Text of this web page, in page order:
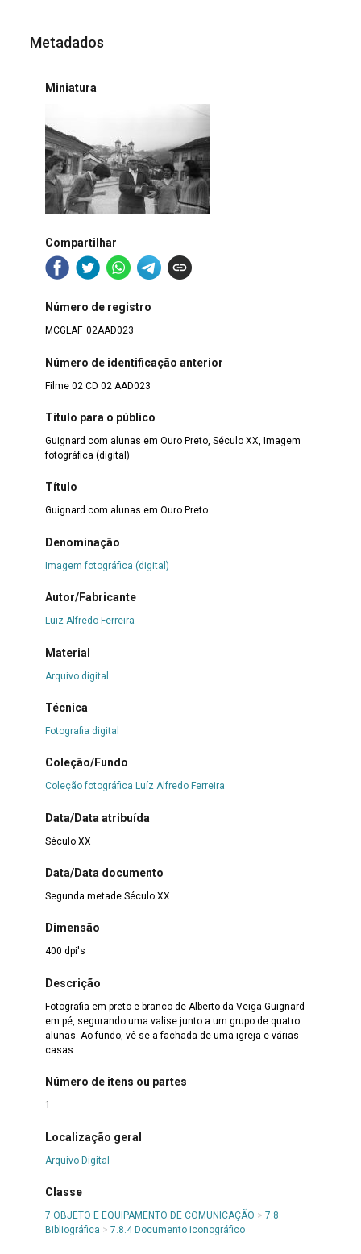
Metadados
Miniatura
Compartilhar
Número de registro
MCGLAF_02AAD023
Número de identificação anterior
Filme 02 CD 02 AAD023
Título para o público
Guignard com alunas em Ouro Preto, Século XX, Imagem
fotográfica (digital)
Título
Guignard com alunas em Ouro Preto
Denominação
Imagem fotográfica (digital)
Autor/Fabricante
Luiz Alfredo Ferreira
Material
Arquivo digital
Técnica
Fotografia digital
Coleção/Fundo
Coleção fotográfica Luíz Alfredo Ferreira
Data/Data atribuída
Século XX
Data/Data documento
Segunda metade Século XX
Dimensão
400 dpi's
Descrição
Fotografia em preto e branco de Alberto da Veiga Guignard
em pé, segurando uma valise junto a um grupo de quatro
alunas. Ao fundo, vê-se a fachada de uma igreja e várias
casas.
Número de itens ou partes
1
Localização geral
Arquivo Digital
Classe
7 OBJETO E EQUIPAMENTO DE COMUNICAÇÃO > 7.8
Bibliográfica > 7.8.4 Documento iconográfico